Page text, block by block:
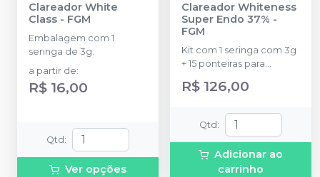
Clareador White
Class - FGM
Embalagem com 1
seringa de 3g.
a partir de:
R$ 16,00
Qtd :
Ver opções
Clareador Whiteness
Super Endo 37% -
FGM
Kit com 1 seringa com 3g
+ 15 ponteiras para
aplicação do gel.
R$ 126,00
Qtd :
Adicionar ao
carrinho